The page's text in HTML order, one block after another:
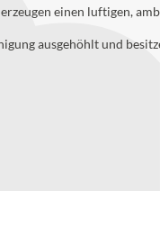
erzeugen einen luftigen,
ausgehöhlt und